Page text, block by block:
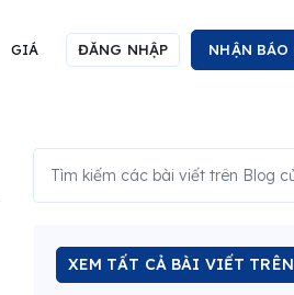
GIÁ ĐĂNG NHẬP NHẬN
XEM TẤT CẢ BÀI VIẾT